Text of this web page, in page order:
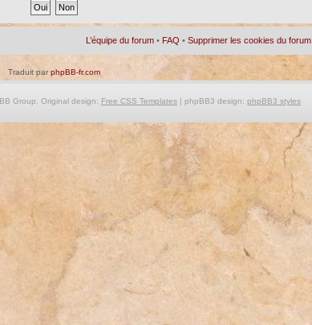
L’équipe du forum • FAQ •Supprimer les cookies du forum
Traduit parphpBB-fr.com
Group. Original design: Free CSS Templates| phpBB3 design: phpBB3 styles